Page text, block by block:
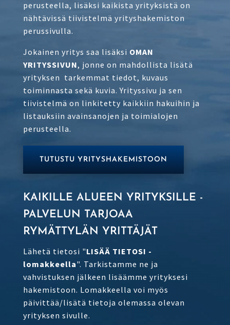
perusteella, lisäksi kaikista yrityksistä on
nähtävissä tiivistelmä yrityshakemiston
perussivulla.
Jokainen yritys saa lisäksi OMAN
YRITYSSIVUN, jonne on mahdollista lisätä
yrityksen tarkemmat tiedot, kuvaus
toiminnasta sekä kuvia. Yrityssivu ja sen
tiivistelmä on linkitetty kaikkiin hakuihin ja
listauksiin avainsanojen ja toimialojen
perusteella.
TUTUSTU YRITYSHAKEMISTOON
KAIKILLE ALUEEN YRITYKSILLE -
PALVELUN TARJOAA
RYMÄTTYLÄN YRITTÄJÄT
Lähetä tietosi "LISÄÄ TIETOSI -
lomakkeella". Tarkistamme ne ja
vahvistuksen jälkeen lisäämme yrityksesi
hakemistoon. Lomakkeella voi myös
päivittää/lisätä tietoja olemassa olevan
yrityksen sivulle.